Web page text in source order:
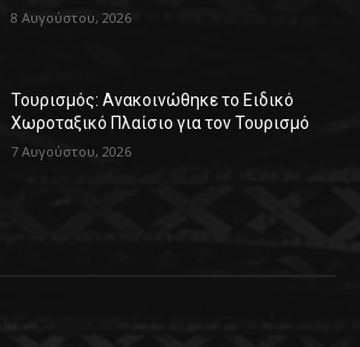
8 Αυγούστου, 2026
Τουρισμός: Ανακοινώθηκε το Ειδικό
Χωροταξικό Πλαίσιο για τον Τουρισμό
7 Αυγούστου, 2026